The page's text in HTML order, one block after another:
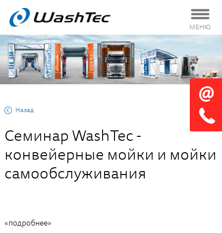
МЕНЮ
Назад
Семинар WashTec -
конвейерные мойки и мойки
самообслуживания
«подробнее»